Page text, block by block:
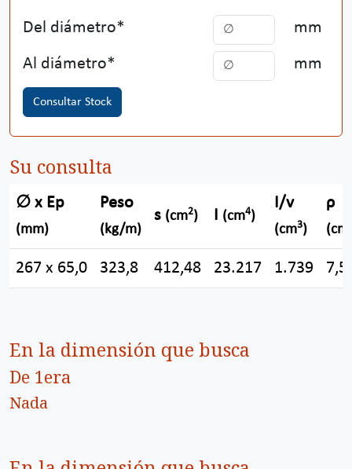
Del diámetro
mm
Al diámetro
mm
Consultar Stock
Su consulta
∅ x Ep
(mm)
Peso
(kg/m)
s (cm2) I (cm4)
I/v
(cm3)
ρ
267 x 65,0 323,8 412,48 23.217 1.739
En la dimensión que busca
De 1era
Nada